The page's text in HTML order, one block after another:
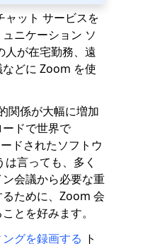
ット サービスを
ニケーション ソ
人が在宅勤務、遠
どに Zoom を使
関係が大幅に増加
ドで世界で
ドされたソフトウ
言っても、多く
会議から必要な重
ために、Zoom 会
とを好みます。
グを録画する ト